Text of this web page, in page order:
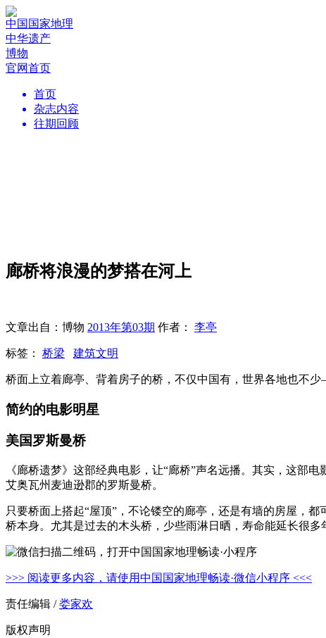
中国国家地理
中华遗产
博物
官网首页
首页
杂志内容
往期回顾
廊桥将浪漫的梦搭在河上
文章出自：博物 2013年第03期 作者： 李亭
标签： 桥梁 建筑文明
桥面上立着廊亭、背着房子的桥，不仅中国有，世界各地也不
简约的电影明星
美国罗斯曼桥
《廊桥遗梦》这部经典电影，让“廊桥”声名远播。其实，这部
艾奥瓦州麦迪逊郡的罗斯曼桥。
只要桥面上搭起“屋顶”，不论镂空的廊亭，还是有墙的房屋，
桥本身。尤其是过去的木头桥，少些雨淋日晒，寿命能延长很
>>> 阅读更多内容，请使用中国国家地理畅读·微信小程序 <<<
责任编辑 /娄家欢
版权声明